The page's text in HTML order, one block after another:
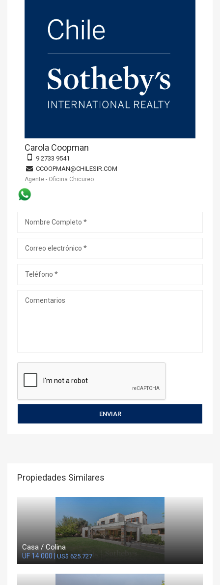
Carola Coopman
9 2733 9541
CCOOPMAN@CHILESIR.COM
Agente - Oficina Chicureo
Propiedades Similares
Casa / Colina
UF 14.000 | US$ 625.727